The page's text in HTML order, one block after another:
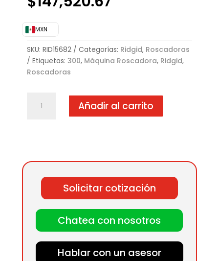
MXN
SKU: RID15682 Categorías: Ridgid, Roscadoras
Etiquetas: 300, Máquina Roscadora, Ridgid,
Roscadoras
Máquina
cantidad
Añadir al carrito
Solicitar cotización
Chatea con nosotros
Hablar con un asesor